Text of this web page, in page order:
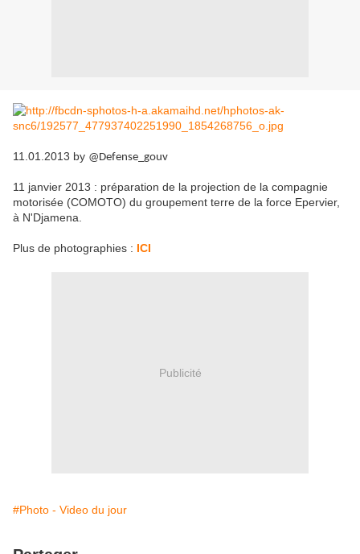
11.01.2013 by @Defense_gouv
11 janvier 2013 : préparation de la projection de la compagnie
motorisée (COMOTO) du groupement terre de la force Epervier,
à N'Djamena.
Plus de photographies : ICI
Publicité
#Photo - Video du jour